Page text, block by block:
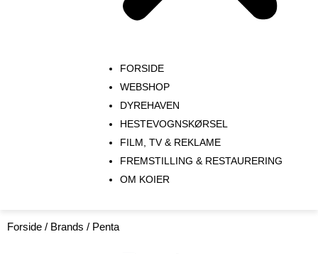
FORSIDE
WEBSHOP
DYREHAVEN
HESTEVOGNSKØRSEL
FILM, TV & REKLAME
FREMSTILLING & RESTAURERING​
OM KOIER
Forside / Brands / Penta